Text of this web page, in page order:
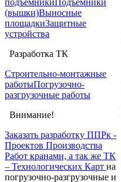
(вышки)Выносные
площадкиЗащитные
устройства
Разработка ТК
Строительно-монтажные
работыПогрузочно-
разгрузочные работы
Внимание!
Заказать разработку ППРк -
Проектов Производства
Работ кранами, а так же ТК
– Технологических Карт на
погрузочно-разгрузочные и